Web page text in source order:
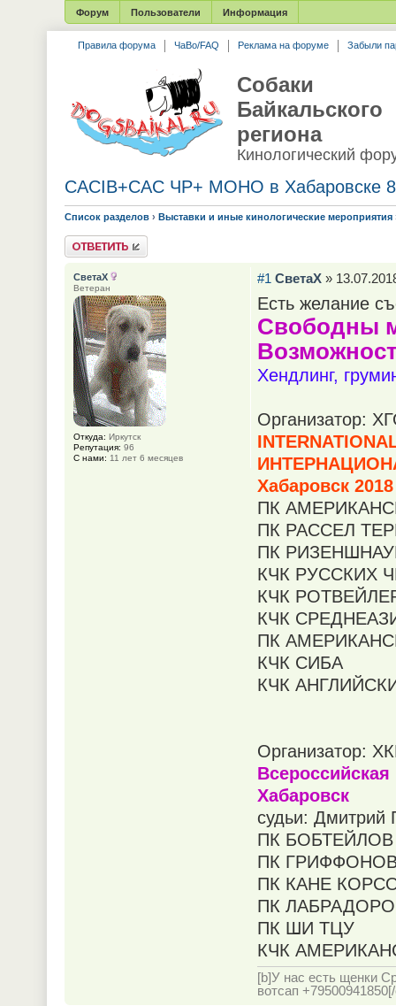
Форум Пользователи Информация
Правила форума ЧаВо/FAQ Реклама на форуме Забыли
Собаки
Байкальского
региона
Кинологический
CACIB+САС ЧР+ МОНО в Хабаровске
Список разделов › Выставки и иные кинологические мероприятия
Ответить
#1 СветаХ»
Есть желание
Свободны
Хендлинг,
Организатор:
Хабаровск 2018
ПК
ПК РАССЕЛ
ПК
КЧК РУССКИХ
КЧК
КЧК
ПК
КЧК СИБА
КЧК
Организатор:
Хабаровск
судьи: Дмитрий
ПК БОБТЕЙЛОВ
ПК
ПК КАНЕ
ПК
ПК ШИ ТЦУ
КЧК
[b]У нас есть щенки
вотсап
СветаХ
Ветеран
Откуда: Иркутск
Репутация: 96
С нами: 11 лет 6 месяцев